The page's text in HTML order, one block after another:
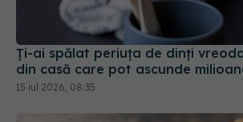
Ți-ai spălat periuța de dinți
din casă care pot ascunde
15 iul 2026, 08:35